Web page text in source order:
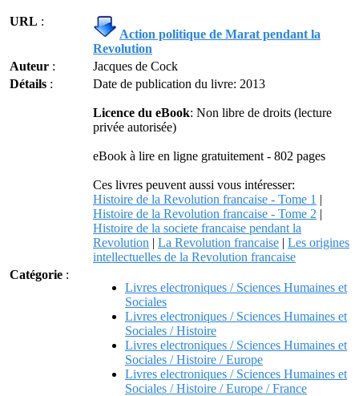
URL :
Action politique de Marat pendant la
Revolution
Auteur :
Jacques de Cock
Détails : Date de publication du livre: 2013
Licence du eBook: Non libre de droits (lecture
privée autorisée)
eBook à lire en ligne gratuitement - 802 pages
Ces livres peuvent aussi vous intéresser:
Histoire de la Revolution francaise - Tome 1 |
Histoire de la Revolution francaise - Tome 2 |
Histoire de la societe francaise pendant la
Revolution | La Revolution francaise | Les origines
intellectuelles de la Revolution francaise
Catégorie :
Livres electroniques / Sciences Humaines et
Sociales
Livres electroniques / Sciences Humaines et
Sociales / Histoire
Livres electroniques / Sciences Humaines et
Sociales / Histoire / Europe
Livres electroniques / Sciences Humaines et
Sociales / Histoire / Europe / France